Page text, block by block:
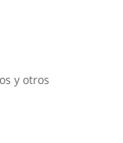
y otros